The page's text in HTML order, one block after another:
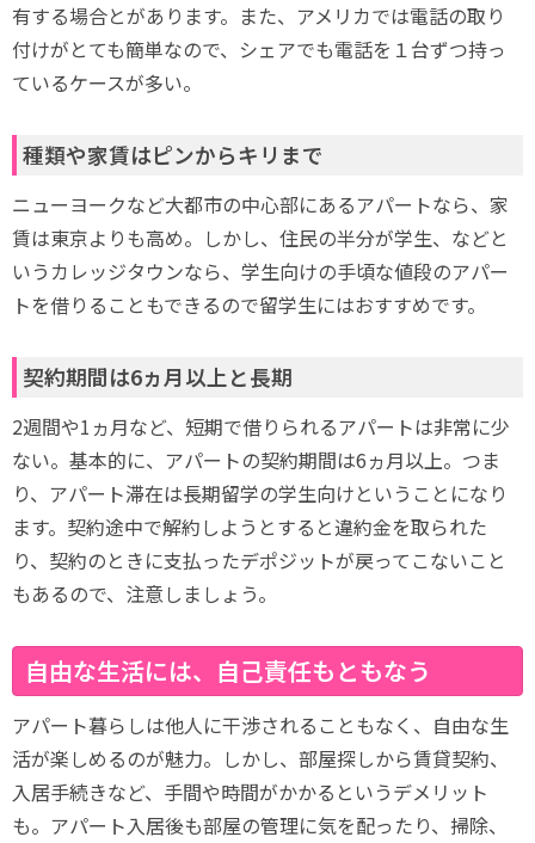
有する場合とがあります。また、アメリカでは電話の取り
付けがとても簡単なので、シェアでも電話を１台ずつ持っ
ているケースが多い。
種類や家賃はピンからキリまで
ニューヨークなど大都市の中心部にあるアパートなら、家
賃は東京よりも高め。しかし、住民の半分が学生、などと
いうカレッジタウンなら、学生向けの手頃な値段のアパー
トを借りることもできるので留学生にはおすすめです。
契約期間は6ヵ月以上と長期
2週間や1ヵ月など、短期で借りられるアパートは非常に少
ない。基本的に、アパートの契約期間は6ヵ月以上。つま
り、アパート滞在は長期留学の学生向けということになり
ます。契約途中で解約しようとすると違約金を取られた
り、契約のときに支払ったデポジットが戻ってこないこと
もあるので、注意しましょう。
自由な生活には、自己責任もともなう
アパート暮らしは他人に干渉されることもなく、自由な生
活が楽しめるのが魅力。しかし、部屋探しから賃貸契約、
入居手続きなど、手間や時間がかかるというデメリット
も。アパート入居後も部屋の管理に気を配ったり、掃除、